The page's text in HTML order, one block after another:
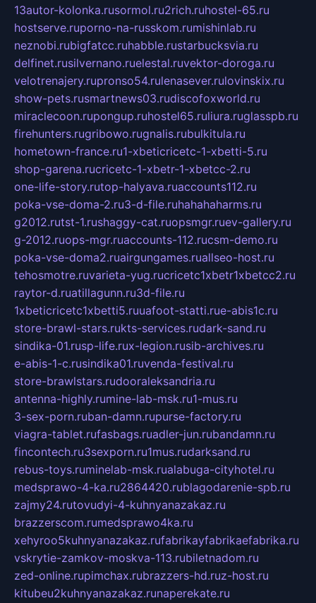
13autor-kolonka.rusormol.ru2rich.ruhostel-65.ru
hostserve.ruporno-na-russkom.rumishinlab.ru
neznobi.rubigfatcc.ruhabble.rustarbucksvia.ru
delfinet.rusilvernano.ruelestal.ruvektor-doroga.ru
velotrenajery.rupronso54.rulenasever.rulovinskix.ru
show-pets.rusmartnews03.rudiscofoxworld.ru
miraclecoon.rupongup.ruhostel65.ruliura.ruglasspb.ru
firehunters.rugribowo.rugnalis.rubulkitula.ru
hometown-france.ru1-xbeticricetc-1-xbetti-5.ru
shop-garena.rucricetc-1-xbetr-1-xbetcc-2.ru
one-life-story.rutop-halyava.ruaccounts112.ru
poka-vse-doma-2.ru3-d-file.ruhahahaharms.ru
g2012.rutst-1.rushaggy-cat.ruopsmgr.ruev-gallery.ru
g-2012.ruops-mgr.ruaccounts-112.rucsm-demo.ru
poka-vse-doma2.ruairgungames.ruallseo-host.ru
tehosmotre.ruvarieta-yug.rucricetc1xbetr1xbetcc2.ru
raytor-d.ruatillagunn.ru3d-file.ru
1xbeticricetc1xbetti5.ruuafoot-statti.rue-abis1c.ru
store-brawl-stars.rukts-services.rudark-sand.ru
sindika-01.rusp-life.rux-legion.rusib-archives.ru
e-abis-1-c.rusindika01.ruvenda-festival.ru
store-brawlstars.rudooraleksandria.ru
antenna-highly.rumine-lab-msk.ru1-mus.ru
3-sex-porn.ruban-damn.rupurse-factory.ru
viagra-tablet.rufasbags.ruadler-jun.rubandamn.ru
fincontech.ru3sexporn.ru1mus.rudarksand.ru
rebus-toys.ruminelab-msk.rualabuga-cityhotel.ru
medsprawo-4-ka.ru2864420.rublagodarenie-spb.ru
zajmy24.rutovudyi-4-kuhnyanazakaz.ru
brazzerscom.rumedsprawo4ka.ru
xehyroo5kuhnyanazakaz.rufabrikayfabrikaefabrika.ru
vskrytie-zamkov-moskva-113.rubiletnadom.ru
zed-online.rupimchax.rubrazzers-hd.ruz-host.ru
kitubeu2kuhnyanazakaz.runaperekate.ru